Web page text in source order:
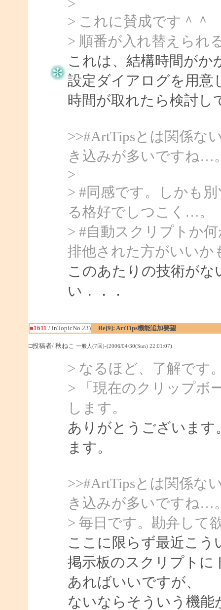
>
> これに賛成です＾＾
> 順番が入れ替えられ
これは、結構時間がか
設定ダイアログを用意
時間が取れたら検討し
>>#ArtTipsとは関係な
き込みが多いですね…
>
> #同感です。しかも
る格好でしつこく…。
> #自動スクリプトか
排他された方がいいか
このあたりの技術が
い．．．
■1611 / inTopicNo.23) Re[9]: ArtTips機能追加要望
□投稿者/ 秋ねこ 一般人(7回)-(2006/04/30(Sun) 22:01:07)
> なるほど、了解です
> 「現在のクリップボ
します。
ありがとうございま
ます。
>>#ArtTipsとは関係な
き込みが多いですね…
> 毎日です。勘弁して
ここに限らず最近こ
掲示板のスクリプトに
あればいいですが、
ないならそういう機能